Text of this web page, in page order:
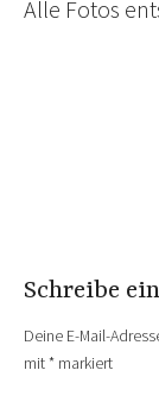
Alle Fotos
Schreibe
Deine E-Mail-
mit* markiert